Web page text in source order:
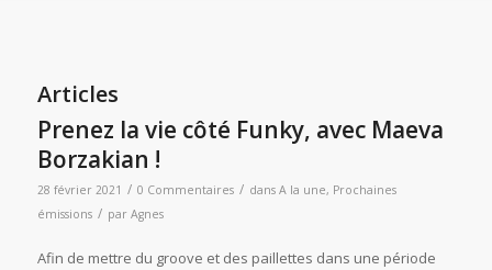
Articles
Prenez la vie côté Funky, avec Maeva
Borzakian !
28 février 2021 / 0 Commentaires / dans A la une, Prochaines
émissions / par Agnes
Afin de mettre du groove et des paillettes dans une période